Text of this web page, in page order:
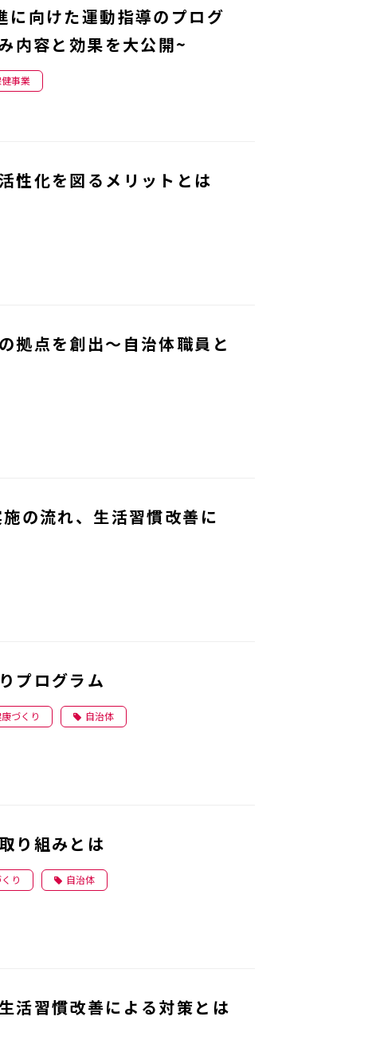
に向けた運動指導のプログ
内容と効果を大公開~
事業
性化を図るメリットとは
拠点を創出～自治体職員と
の流れ、生活習慣改善に
プログラム
づくり 自治体
り組みとは
り 自治体
活習慣改善による対策とは